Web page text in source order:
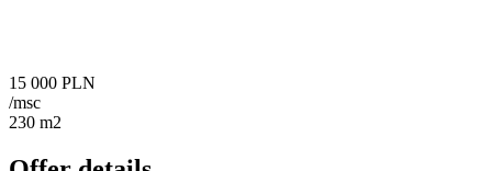
15 000 PLN
/msc
230 m2